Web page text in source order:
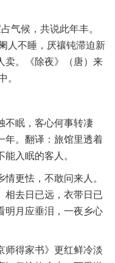
气候，共说此年丰。
人不睡，厌禳钝滞迫新
卖。《除夜》（唐）来
。
不眠，客心何事转凄
年。翻译：旅馆里透着
入眠的客人。
更怯，不敢问来人。
相去日已远，衣带日已
明月应垂泪，一夜乡心
师得家书》更红鲜冷淡